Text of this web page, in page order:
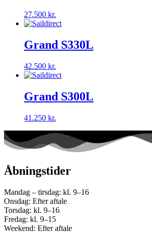
27.500 kr.
Grand S330L
42.500 kr.
Grand S300L
41.250 kr.
Åbningstider
Mandag – tirsdag: kl. 9–16
Onsdag: Efter aftale
Torsdag: kl. 9–16
Fredag: kl. 9–15
Weekend: Efter aftale